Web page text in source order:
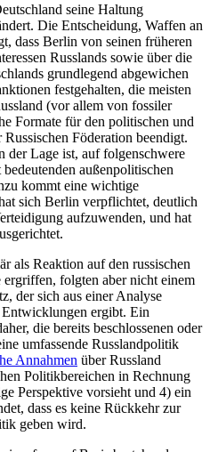
seine Haltung
Die Entscheidung, Waffen an
dass Berlin von seinen früheren
Russlands sowie über die
grundlegend abgewichen
festgehalten, die meisten
(vor allem von fossiler
Formate für den politischen und
Föderation beendigt.
der Lage ist, auf folgenschwere
außenpolitischen
kommt eine wichtige
sich Berlin verpflichtet, deutlich
auf­zuwenden, und hat
als Reaktion auf den russischen
folgten aber nicht einem
der sich aus einer Analyse
ergibt. Ein
die bereits beschlossenen oder
umfassende Russ­landpolitik
Annahmen über Russland
Politikbereichen in Rechnung
Perspektive vorsieht und 4) ein
dass es keine Rückkehr zur
geben wird.